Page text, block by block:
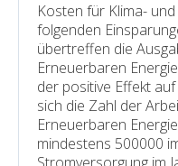
Kosten für Klima-
folgenden
übertreffen die
Erneuerbaren
der positive Effekt
sich die Zahl der
Erneuerbaren
mindestens 500000
Stromversorgung im